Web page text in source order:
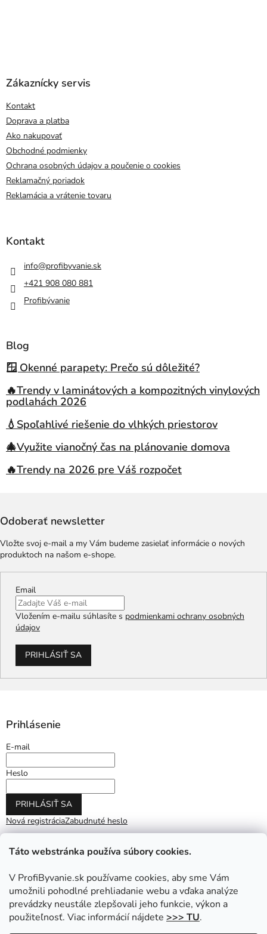
Táto webstránka používa súbory cookies.
V ProfiByvanie.sk používame cookies, aby sme Vám
umožnili pohodlné prehliadanie webu a vďaka analýze
prevádzky neustále zlepšovali jeho funkcie, výkon a
použiteľnosť. Viac informácií nájdete >>> TU.
Zákaznícky servis
Kontakt
Doprava a platba
Ako nakupovať
Obchodné podmienky
Ochrana osobných údajov a poučenie o cookies
Reklamačný poriadok
Reklamácia a vrátenie tovaru
Kontakt
info@profibyvanie.sk
+421 908 080 881
Profibývanie
Blog
🪟 Okenné parapety: Prečo sú dôležité?
🔥Trendy v laminátových a kompozitných vinylových
podlahách 2026
💧Spoľahlivé riešenie do vlhkých priestorov
🎄Využite vianočný čas na plánovanie domova
🔥Trendy na 2026 pre Váš rozpočet
Odoberať newsletter
Vložte svoj e-mail a my Vám budeme zasielať informácie o nových
produktoch na našom e-shope.
Email
Vložením e-mailu súhlasíte s podmienkami ochrany osobných
údajov
PRIHLÁSIŤ SA
Prihlásenie
E-mail
Heslo
PRIHLÁSIŤ SA
Nová registráciaZabudnuté heslo